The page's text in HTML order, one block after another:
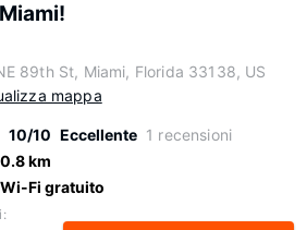
89th St, Miami, Florida 33138, US
mappa
10/10 Eccellente 1 recensioni
0.8 km
Wi-Fi gratuito